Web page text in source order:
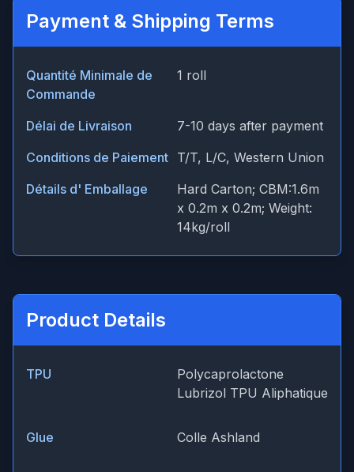
Payment & Shipping Terms
Quantité Minimale de
Commande
1 roll
Délai de Livraison
7-10 days after payment
Conditions de Paiement T/T, L/C, Western Union
Détails d' Emballage
Hard Carton; CBM:1.6m
x 0.2m x 0.2m; Weight:
14kg/roll
Product Details
TPU
Polycaprolactone
Lubrizol TPU Aliphatique
Glue Colle Ashland